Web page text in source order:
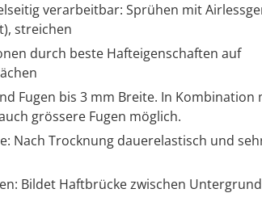
verarbeitbar: Sprühen mit
streichen
durch beste Hafteigenschaften auf
Fugen bis 3 mm Breite. In Kombination
auch grössere Fugen möglich.
Nach Trocknung dauerelastisch und
Bildet Haftbrücke zwischen